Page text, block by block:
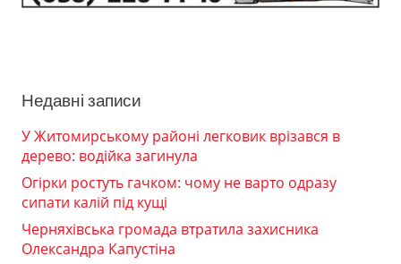
Недавні записи
У Житомирському районі легковик врізався в
дерево: водійка загинула
Огірки ростуть гачком: чому не варто одразу
сипати калій під кущі
Черняхівська громада втратила захисника
Олександра Капустіна